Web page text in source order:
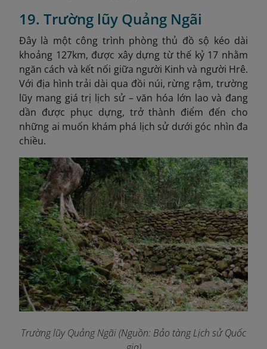
19. Trường lũy Quảng Ngãi
Đây là một công trình phòng thủ đồ sộ kéo dài
khoảng 127km, được xây dựng từ thế kỷ 17 nhằm
ngăn cách và kết nối giữa người Kinh và người Hrê.
Với địa hình trải dài qua đồi núi, rừng rậm, trường
lũy mang giá trị lịch sử – văn hóa lớn lao và đang
dần được phục dựng, trở thành điểm đến cho
những ai muốn khám phá lịch sử dưới góc nhìn đa
chiều.
Trường lũy Quảng Ngãi(Nguồn: Bảo tàng Lịch sử Quốc